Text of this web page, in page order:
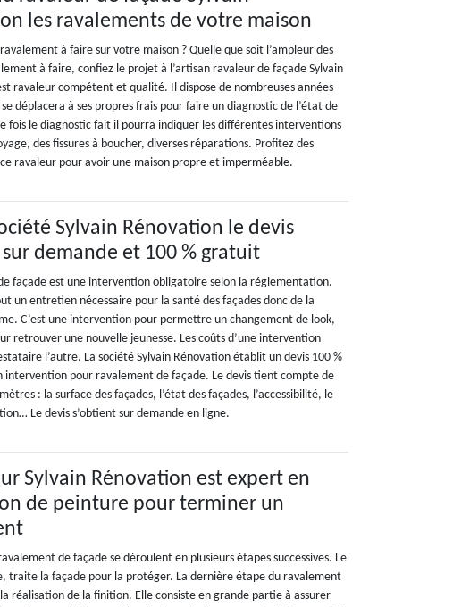
les ravalements de votre maison
à faire sur votre maison ? Quelle que soit l’ampleur des
à faire, confiez le projet à l’artisan ravaleur de façade Sylvain
ravaleur compétent et qualité. Il dispose de nombreuses années
déplacera à ses propres frais pour faire un diagnostic de l’état de
fois le diagnostic fait il pourra indiquer les différentes interventions
des fissures à boucher, diverses réparations. Profitez des
ravaleur pour avoir une maison propre et imperméable.
Sylvain Rénovation le devis
sur demande et 100 % gratuit
façade est une intervention obligatoire selon la réglementation.
un entretien nécessaire pour la santé des façades donc de la
C’est une intervention pour permettre un changement de look,
retrouver une nouvelle jeunesse. Les coûts d’une intervention
l’autre. La société Sylvain Rénovation établit un devis 100 %
intervention pour ravalement de façade. Le devis tient compte de
: la surface des façades, l’état des façades, l’accessibilité, le
Le devis s’obtient sur demande en ligne.
Sylvain Rénovation est expert en
de peinture pour terminer un
de façade se déroulent en plusieurs étapes successives. Le
traite la façade pour la protéger. La dernière étape du ravalement
la réalisation de la finition. Elle consiste en grande partie à assurer